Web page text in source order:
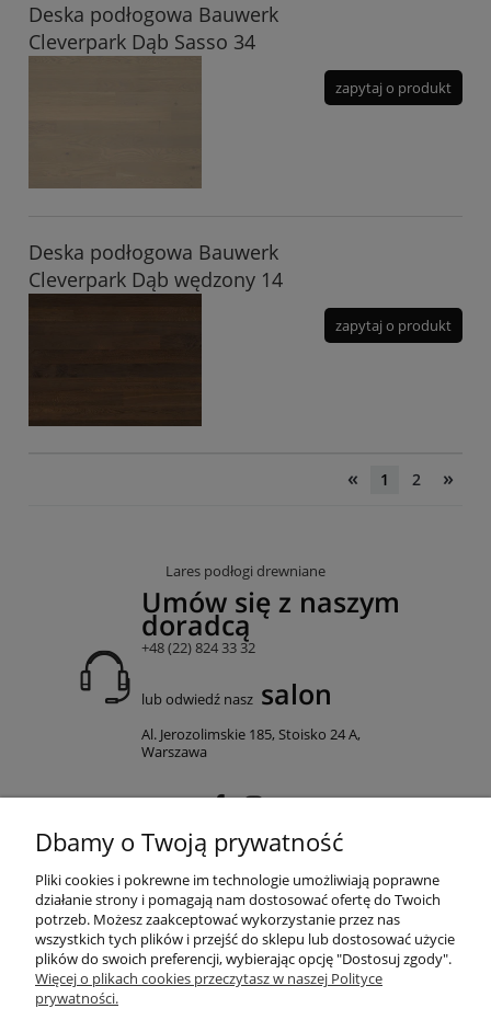
Deska podłogowa Bauwerk
Cleverpark Dąb Sasso 34
zapytaj o produkt
Deska podłogowa Bauwerk
Cleverpark Dąb wędzony 14
zapytaj o produkt
« 1 2 »
Lares podłogi drewniane
Umów się z naszym
doradcą
+48 (22) 824 33 32
lub odwiedź nasz salon
Al. Jerozolimskie 185, Stoisko 24 A,
Warszawa
MOJE KONTO
PŁATNOŚCI I DOSTAWA
Dbamy o Twoją prywatność
Pliki cookies i pokrewne im technologie umożliwiają poprawne
działanie strony i pomagają nam dostosować ofertę do Twoich
potrzeb. Możesz zaakceptować wykorzystanie przez nas
wszystkich tych plików i przejść do sklepu lub dostosować użycie
plików do swoich preferencji, wybierając opcję "Dostosuj zgody".
Więcej o plikach cookies przeczytasz w naszej Polityce
prywatności.